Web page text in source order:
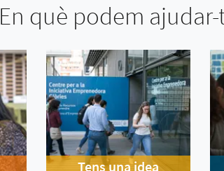
En què podem
Tens una idea